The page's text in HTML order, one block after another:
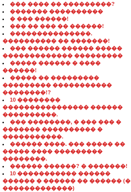
��� ���� �� ���������?
������� ����������
� ��� ������!
��� �� ��� �� ������!
���������������.
���������� �� �������!
��� ������ ������ �����
������������� ���������
����� ������ � ����
������!
����� �� ���������
��������� �����������
��������!?
10 ��������
���������������� ������
����������.
��� ��������, � ��� ��� �
������� ���������� �
�����������.
������ ����. ��� ����� ��
����� ���� ���������
��������.
������ ������? � �������!
10 ����������� ������
������ � ������ �� ������ (�
�������������)